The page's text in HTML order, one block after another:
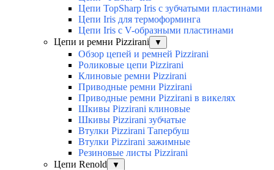
Цепи TopSharp Iris с зубчатыми пластинами
Цепи Iris для термоформинга
Цепи Iris с V-образными пластинами
Цепи и ремни Pizzirani
▼
Обзор цепей и ремней Pizzirani
Роликовые цепи Pizzirani
Клиновые ремни Pizzirani
Приводные ремни Pizzirani
Приводные ремни Pizzirani в викелях
Шкивы Pizzirani клиновые
Шкивы Pizzirani зубчатые
Втулки Pizzirani Тапербуш
Втулки Pizzirani зажимные
Резиновые листы Pizzirani
Цепи Renold
▼